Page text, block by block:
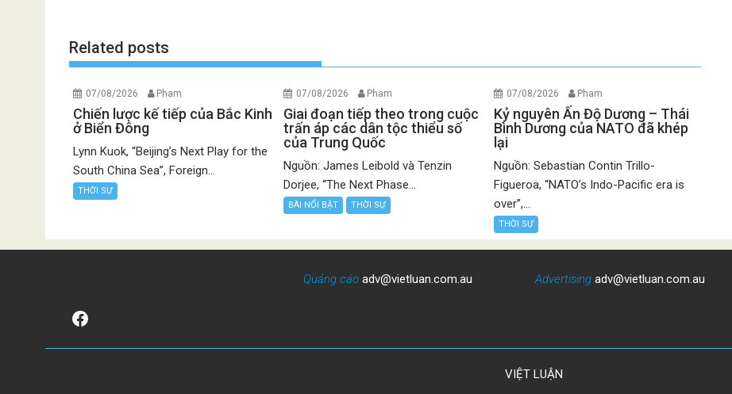
Related posts
07/08/2026 Pham
Chiến lược kế tiếp của Bắc Kinh
ở Biển Đông
Lynn Kuok, “Beijing’s Next Play for the
South China Sea”, Foreign...
THỜI SỰ
07/08/2026 Pham
Giai đoạn tiếp theo trong cuộc
trấn áp các dân tộc thiểu số
của Trung Quốc
Nguồn: James Leibold và Tenzin
Dorjee, “The Next Phase...
BÀI NỔI BẬT THỜI SỰ
07/08/2026 Pham
Kỷ nguyên Ấn Độ Dương – Thái
Bình Dương của NATO đã khép
lại
Nguồn: Sebastian Contin Trillo-
Figueroa, “NATO’s Indo-Pacific era is
over”,...
THỜI SỰ
Quảng cáoadv@vietluan.com.au Advertising adv@vietluan.com.au
Facebook
VIỆT LUẬN